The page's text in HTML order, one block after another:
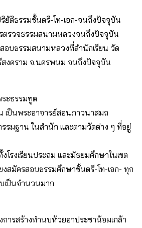
ยัติธรรมชั้นตรี-โท-เอก-จนถึงปัจจุบัน
ตรวจธรรมสนามหลวงจนถึงปัจจุบัน
อบธรรมสนามหลวงที่สำนักเรียน วัด
สงคราม จ.นครพนม จนถึงปัจจุบัน
ะธรรมฑูต
ป็นพระอาจารย์สอนภาวนาสมถ
รมฐาน ในสำนัก และตามวัดต่าง ๆ ที่อยู่
งโรงเรียนประถม และมัธยมศึกษาในเขต
งสมัครสอบธรรมศึกษาชั้นตรี-โท-เอก- ทุก
เป็นจำนวนมาก
การสร้างทำนบห้วยอาประชาน้อมเกล้า